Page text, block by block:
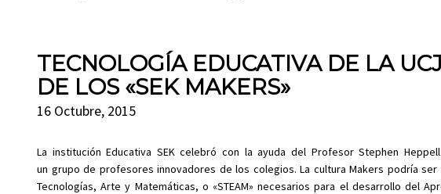
TECNOLOGÍA EDUCATIVA DE LA
DE LOS «SEK MAKERS»
16 Octubre, 2015
La institución Educativa SEK celebró con la ayuda del Profesor Stephen
un grupo de profesores innovadores de los colegios. La cultura Makers podría
Tecnologías, Arte y Matemáticas, o «STEAM» necesarios para el desarrollo del